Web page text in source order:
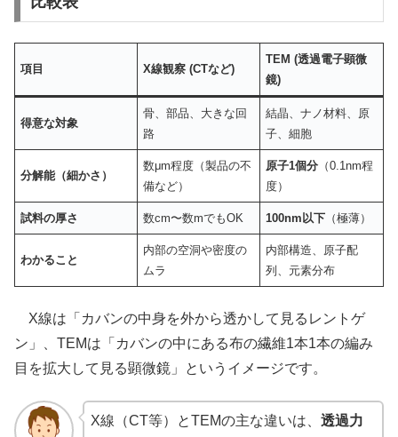
項目 X線観察 (CTなど)
TEM (透過電子顕微
鏡)
得意な対象
骨、部品、大きな回
路
結晶、ナノ材料、原
子、細胞
分解能（細かさ）
数μm程度（製品の不
備など）
原子1個分 （0.1nm程
度）
試料の厚さ 数cm〜数mでもOK 100nm以下 （極薄）
わかること
内部の空洞や密度の
ムラ
内部構造、原子配
列、元素分布
X線は「カバンの中身を外から透かして見るレントゲ
ン」、TEMは「カバンの中にある布の繊維1本1本の編み
目を拡大して見る顕微鏡」というイメージです。
X線（CT等）とTEMの主な違いは、 透過力